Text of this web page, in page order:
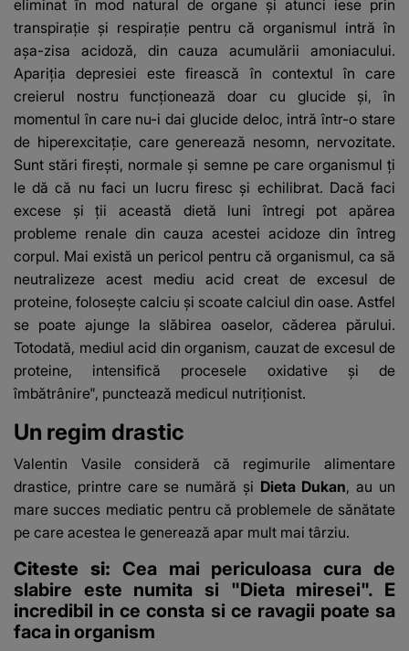
eliminat în mod natural de organe şi atunci iese prin
transpiraţie şi respiraţie pentru că organismul intră în
aşa-zisa acidoză, din cauza acumulării amoniacului.
Apariţia depresiei este firească în contextul în care
creierul nostru funcţionează doar cu glucide şi, în
momentul în care nu-i dai glucide deloc, intră într-o stare
de hiperexcitaţie, care generează nesomn, nervozitate.
Sunt stări fireşti, normale şi semne pe care organismul ţi
le dă că nu faci un lucru firesc şi echilibrat. Dacă faci
excese şi ţii această dietă luni întregi pot apărea
probleme renale din cauza acestei acidoze din întreg
corpul. Mai există un pericol pentru că organismul, ca să
neutralizeze acest mediu acid creat de excesul de
proteine, foloseşte calciu şi scoate calciul din oase. Astfel
se poate ajunge la slăbirea oaselor, căderea părului.
Totodată, mediul acid din organism, cauzat de excesul de
proteine, intensifică procesele oxidative şi de
îmbătrânire", punctează medicul nutriţionist.
Un regim drastic
Valentin Vasile consideră că regimurile alimentare
drastice, printre care se numără şi Dieta Dukan, au un
mare succes mediatic pentru că problemele de sănătate
pe care acestea le generează apar mult mai târziu.
Citeste si: Cea mai periculoasa cura de
slabire este numita si "Dieta miresei". E
incredibil in ce consta si ce ravagii poate sa
faca in organism